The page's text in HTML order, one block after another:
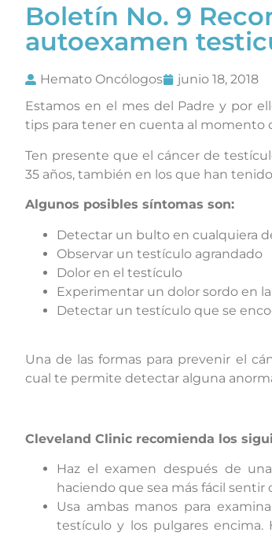
Boletín No. 9
autoexamen
Hemato Oncólogos
junio 18, 2018
Estamos en el mes del Padre y por
tips para tener en cuenta al momento
Ten presente que el cáncer de
35 años, también en los que han
Algunos posibles síntomas son:
Detectar un bulto en cualquiera
Observar un testículo agrandado
Dolor en el testículo
Experimentar un dolor sordo en
Detectar un testículo que se
Una de las formas para prevenir el
cual te permite detectar alguna
Cleveland Clinic recomienda los
Haz el examen después de
haciendo que sea más fácil
Usa ambas manos para
testículo y los pulgares